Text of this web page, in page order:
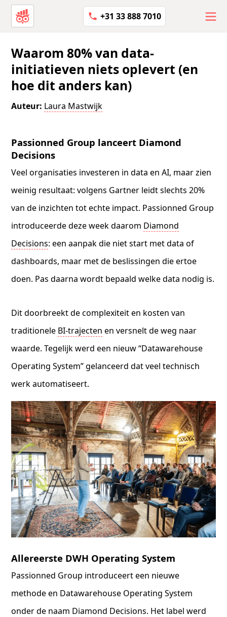
+31 33 888 7010
Waarom 80% van data-
initiatieven niets oplevert (en
hoe dit anders kan)
Auteur: Laura Mastwijk
Passionned Group lanceert Diamond
Decisions
Veel organisaties investeren in data en AI, maar zien
weinig resultaat: volgens Gartner leidt slechts 20%
van de inzichten tot echte impact. Passionned Group
introduceerde deze week daarom Diamond
Decisions: een aanpak die niet start met data of
dashboards, maar met de beslissingen die ertoe
doen. Pas daarna wordt bepaald welke data nodig is.
Dit doorbreekt de complexiteit en kosten van
traditionele BI-trajecten en versnelt de weg naar
waarde. Tegelijk werd een nieuw “Datawarehouse
Operating System” gelanceerd dat veel technisch
werk automatiseert.
Allereerste DWH Operating System
Passionned Group introduceert een nieuwe
methode en Datawarehouse Operating System
onder de naam Diamond Decisions. Het label werd